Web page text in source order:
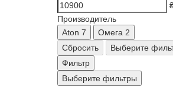
Производитель
Aton 7 Омега 2
Сбросить
Выберите
Фильтр
Выберите фильтры